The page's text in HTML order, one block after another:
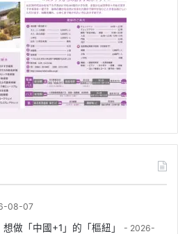
08-07
做「中國+1」的「樞紐」
2026-